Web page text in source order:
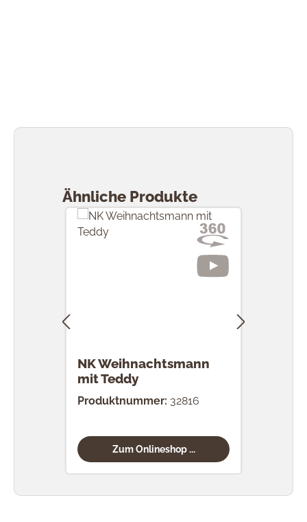
Ähnliche Produkte
NK Weihnachtsmann
mit Teddy
Produktnummer: 32816
Zum Onlineshop ...